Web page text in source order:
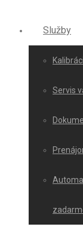
Služby
Servis